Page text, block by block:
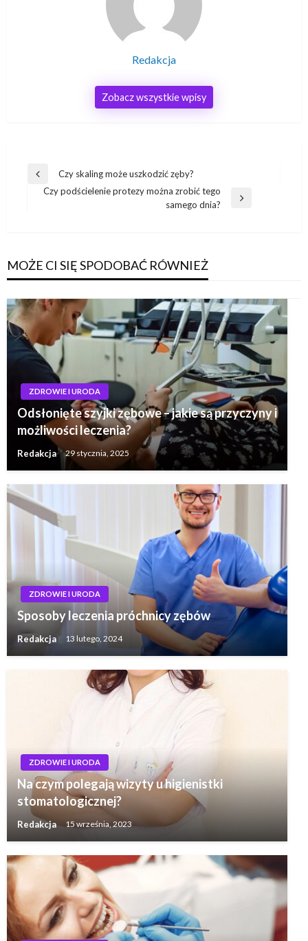
Redakcja
Zobacz wszystkie wpisy
Nawigacja
wpisu
Poprzedni
wpis
Czy skaling może uszkodzić zęby?
Czy podścielenie protezy można zrobić tego
samego dnia?
MOŻE CI SIĘ SPODOBAĆ RÓWNIEŻ
ZDROWIE I URODA
Odsłonięte szyjki zębowe – jakie są przyczyny i
możliwości leczenia?
Redakcja 29 stycznia, 2025
ZDROWIE I URODA
Sposoby leczenia próchnicy zębów
Redakcja 13 lutego, 2024
ZDROWIE I URODA
Na czym polegają wizyty u higienistki
stomatologicznej?
Redakcja 15 września, 2023